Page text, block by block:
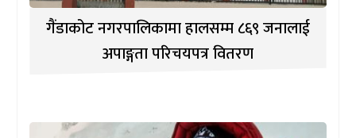
गैंडाकोट नगरपालिकामा हालसम्म ८६९ जनालाई
अपाङ्गता परिचयपत्र वितरण